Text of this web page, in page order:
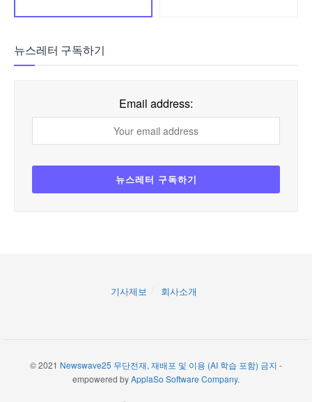
뉴스레터 구독하기
Email address:
기사제보 회사소개
© 2021 Newswave25 무단전재, 재배포 및 이용 (AI 학습 포함) 금지 -
empowered byApplaSo Software Company.